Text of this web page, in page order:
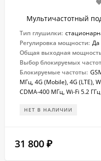
Мультичастотный
Тип глушилки:
Регулировка мощности: Да
Выбор блокируемых
Блокируемые частоты:
МГц, 4G (Mobile), 4G (LTE),
CDMA-400 МГц, Wi-Fi 5.2 ГГц
НЕТ В НАЛИЧИИ
31 800 ₽